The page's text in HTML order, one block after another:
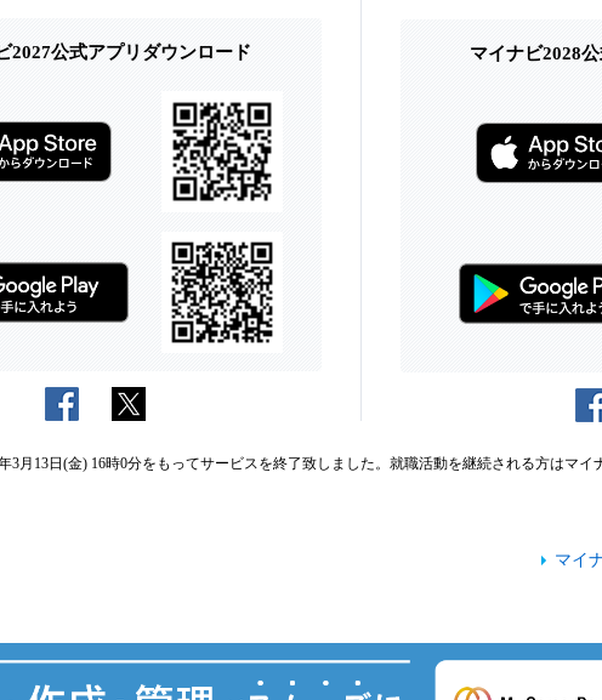
2027公式アプリダウンロード マイナビ2028
3月13日(金) 16時0分をもってサービスを終了致しました。就職活動を継続される方はマイ
マイ